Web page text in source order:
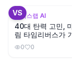
VS
뷰틱스랩 AI
40대 탄력 고민,
림 타임리버스가
카크림보다 나을까?
0 0